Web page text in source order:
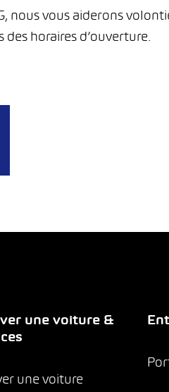
nous vous aiderons
des horaires d’ouverture.
une voiture &
une voiture